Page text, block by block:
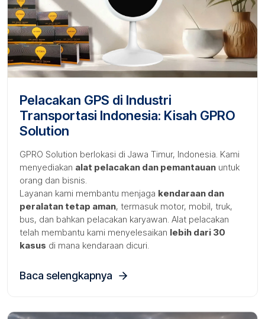
Pelacakan GPS di Industri
Transportasi Indonesia: Kisah GPRO
Solution
GPRO Solution berlokasi di Jawa Timur, Indonesia. Kami
menyediakan alat pelacakan dan pemantauan untuk
orang dan bisnis.
Layanan kami membantu menjaga kendaraan dan
peralatan tetap aman, termasuk motor, mobil, truk,
bus, dan bahkan pelacakan karyawan. Alat pelacakan
telah membantu kami menyelesaikan lebih dari 30
kasus di mana kendaraan dicuri.
Baca selengkapnya